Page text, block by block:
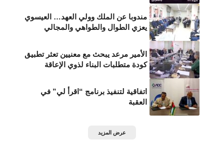
مندوبا عن الملك وولي العهد… العيسوي
يعزي الطوال والطواهي والمجالي
الأمير مرعد يبحث مع معنيين تعثر تطبيق
كودة متطلبات البناء لذوي الإعاقة
اتفاقية لتنفيذ برنامج “اقرأ لي” في
العقبة
عرض المزيد